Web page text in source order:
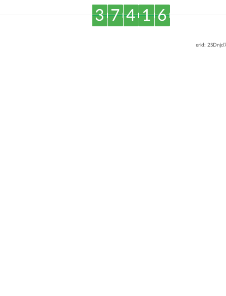
3 7 4 1 6
erid: